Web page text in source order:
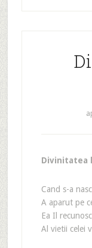
Divinitatea
Cand s-a
A aparut pe
Ea Il
Al vietii celei